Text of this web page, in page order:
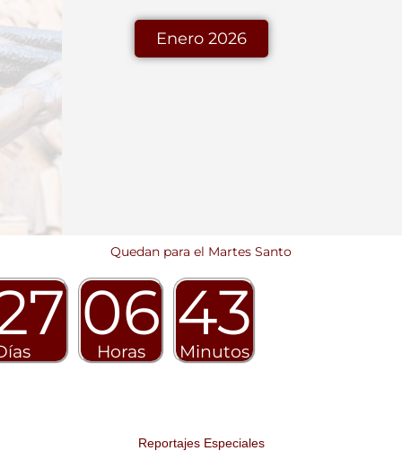
Enero 2026
Quedan para el Martes Santo
06
Horas
43
Minutos
Reportajes Especiales